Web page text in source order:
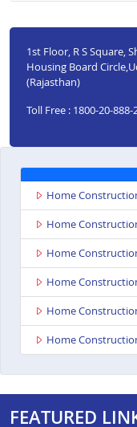
1st Floor, R S Square,
Housing Board
(Rajasthan)
Toll Free : 1800-20-888-
Home
Home
Home
Home
Home
Home
FEATURED